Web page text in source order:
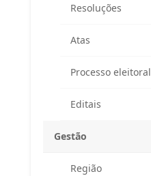
Resoluções
Atas
Processo eleitoral
Editais
Gestão
Região